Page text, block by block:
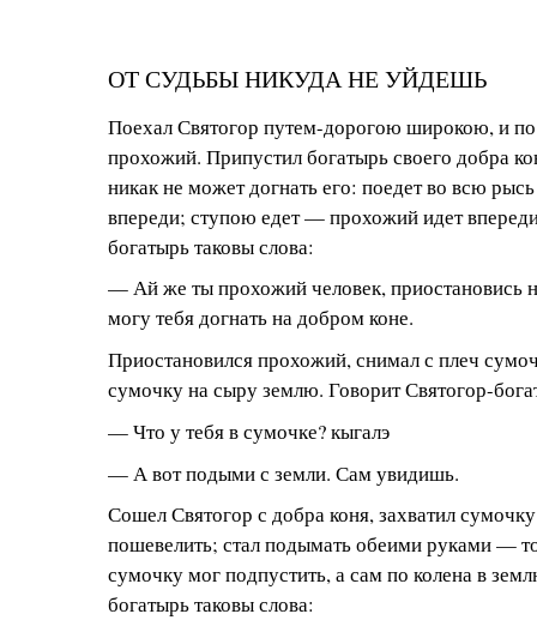
ОТ СУДЬБЫ НИКУДА НЕ УЙДЕШЬ
Поехал Святогор путем-дорогою широкою, и по
прохожий. Припустил богатырь своего добра
никак не может догнать его: поедет во всю
впереди; ступою едет — прохожий идет
богатырь таковы слова:
— Ай же ты прохожий человек, приостановись
могу тебя догнать на добром коне.
Приостановился прохожий, снимал с плеч
сумочку на сыру землю. Говорит Святогор-
— Что у тебя в сумочке? кыгалэ
— А вот подыми с земли. Сам увидишь.
Сошел Святогор с добра коня, захватил
пошевелить; стал подымать обеими руками —
сумочку мог подпустить, а сам по колена в
богатырь таковы слова: